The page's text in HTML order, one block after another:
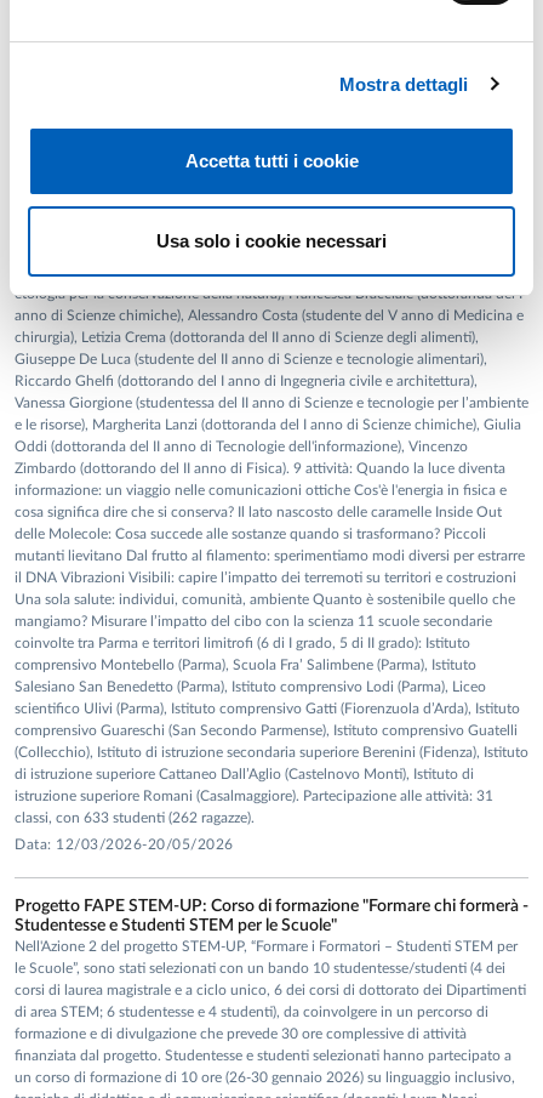
Mostra dettagli
Accetta tutti i cookie
Usa solo i cookie necessari
for Performance Optimization of Sb₂Se₃-based Solar Cells
Vice P. I. del progetto PRIN 2022 “LEGACY – Healing wide-
“Istruzione e Ricerca”), incentrato su celle solari a base di
coordinatrice dell’unità di ricerca UNIPR nel progetto
europeo HORIZON 2020 “SHARC25”, volto al
raggiungimento di elevate efficienze in celle solari
Cu(In,Ga)Se₂, ed è stata responsabile scientifica del progetto
Fondazione Cariparma
Studio ed ottimizzazione di celle solari
innovative a basso costo per il mercato di massa (2010).
È IEEE Senior Member e svolge attività editoriale come
Associate Editor della rivistaPower Electronic Devices and
Components(Elsevier). È inoltre revisore per riviste
scientifiche internazionali, tra cui Solar Energy Materials and
Solar Cells,IEEE Journal of Photovoltaics,IEEE Transactions on
Electron Devices ,Progress in Photovoltaics: Research and
Applications, ed è autrice di numerose pubblicazioni
scientifiche su riviste e atti di conferenze internazionali.
Iniziative diPublic Engagement
FAPE STEM UP nelle scuole di Parma e territori limitrofi. Le attività, basate su
scientifica, all’inclusione e alla parità di genere, sono state condotte dai mentor
progettazione dei laboratori da docenti del team di progetto come tutor
scientifici. Mentor: Eleonora Bortot (studentessa del II anno di Ecologia ed
etologia per la conservazione della natura), Francesca Bracciale (dottoranda del I
anno di Scienze chimiche), Alessandro Costa (studente del V anno di Medicina e
chirurgia), Letizia Crema (dottoranda del II anno di Scienze degli alimenti),
Giuseppe De Luca (studente del II anno di Scienze e tecnologie alimentari),
Riccardo Ghelfi (dottorando del I anno di Ingegneria civile e architettura),
Vanessa Giorgione (studentessa del II anno di Scienze e tecnologie per l’ambiente
e le risorse), Margherita Lanzi (dottoranda del I anno di Scienze chimiche), Giulia
Oddi (dottoranda del II anno di Tecnologie dell'informazione), Vincenzo
Zimbardo (dottorando del II anno di Fisica). 9 attività: Quando la luce diventa
informazione: un viaggio nelle comunicazioni ottiche Cos'è l'energia in fisica e
cosa significa dire che si conserva? Il lato nascosto delle caramelle Inside Out
delle Molecole: Cosa succede alle sostanze quando si trasformano? Piccoli
mutanti lievitano Dal frutto al filamento: sperimentiamo modi diversi per estrarre
il DNA Vibrazioni Visibili: capire l’impatto dei terremoti su territori e costruzioni
Una sola salute: individui, comunità, ambiente Quanto è sostenibile quello che
mangiamo? Misurare l’impatto del cibo con la scienza 11 scuole secondarie
coinvolte tra Parma e territori limitrofi (6 di I grado, 5 di II grado): Istituto
comprensivo Montebello (Parma), Scuola Fra’ Salimbene (Parma), Istituto
Salesiano San Benedetto (Parma), Istituto comprensivo Lodi (Parma), Liceo
scientifico Ulivi (Parma), Istituto comprensivo Gatti (Fiorenzuola d’Arda), Istituto
comprensivo Guareschi (San Secondo Parmense), Istituto comprensivo Guatelli
(Collecchio), Istituto di istruzione secondaria superiore Berenini (Fidenza), Istituto
di istruzione superiore Cattaneo Dall’Aglio (Castelnovo Monti), Istituto di
istruzione superiore Romani (Casalmaggiore). Partecipazione alle attività: 31
classi, con 633 studenti (262 ragazze).
Data: 12/03/2026-20/05/2026
Progetto FAPE STEM-UP: Corso di formazione "Formare chi formerà -
Studentesse e Studenti STEM per le Scuole"
Nell'Azione 2 del progetto STEM-UP, “Formare i Formatori – Studenti STEM per
le Scuole”, sono stati selezionati con un bando 10 studentesse/studenti (4 dei
corsi di laurea magistrale e a ciclo unico, 6 dei corsi di dottorato dei Dipartimenti
di area STEM; 6 studentesse e 4 studenti), da coinvolgere in un percorso di
formazione e di divulgazione che prevede 30 ore complessive di attività
finanziata dal progetto. Studentesse e studenti selezionati hanno partecipato a
un corso di formazione di 10 ore (26-30 gennaio 2026) su linguaggio inclusivo,